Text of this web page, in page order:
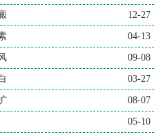
12-27
04-13
09-08
03-27
08-07
05-10